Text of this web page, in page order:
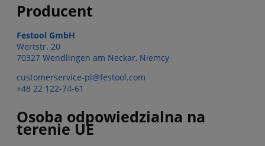
Producent
Festool GmbH
Wertstr. 20
70327 Wendlingen am Neckar, Niemcy
customerservice-pl@festool.com
+48 22 122-74-61
Osoba odpowiedzialna na
terenie UE